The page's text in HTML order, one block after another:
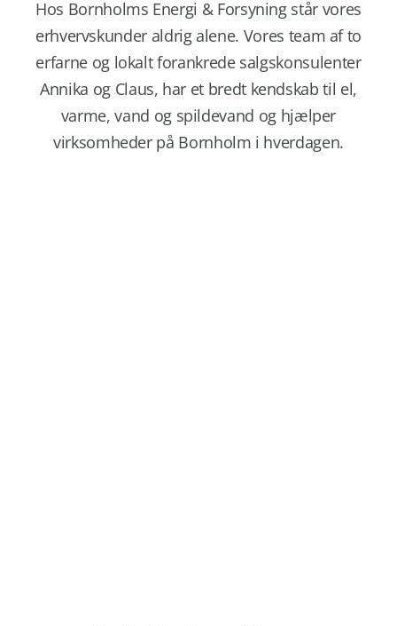
Hos Bornholms Energi & Forsyning står vores
erhvervskunder aldrig alene. Vores team af to
erfarne og lokalt forankrede salgskonsulenter
Annika og Claus, har et bredt kendskab til el,
varme, vand og spildevand og hjælper
virksomheder på Bornholm i hverdagen.